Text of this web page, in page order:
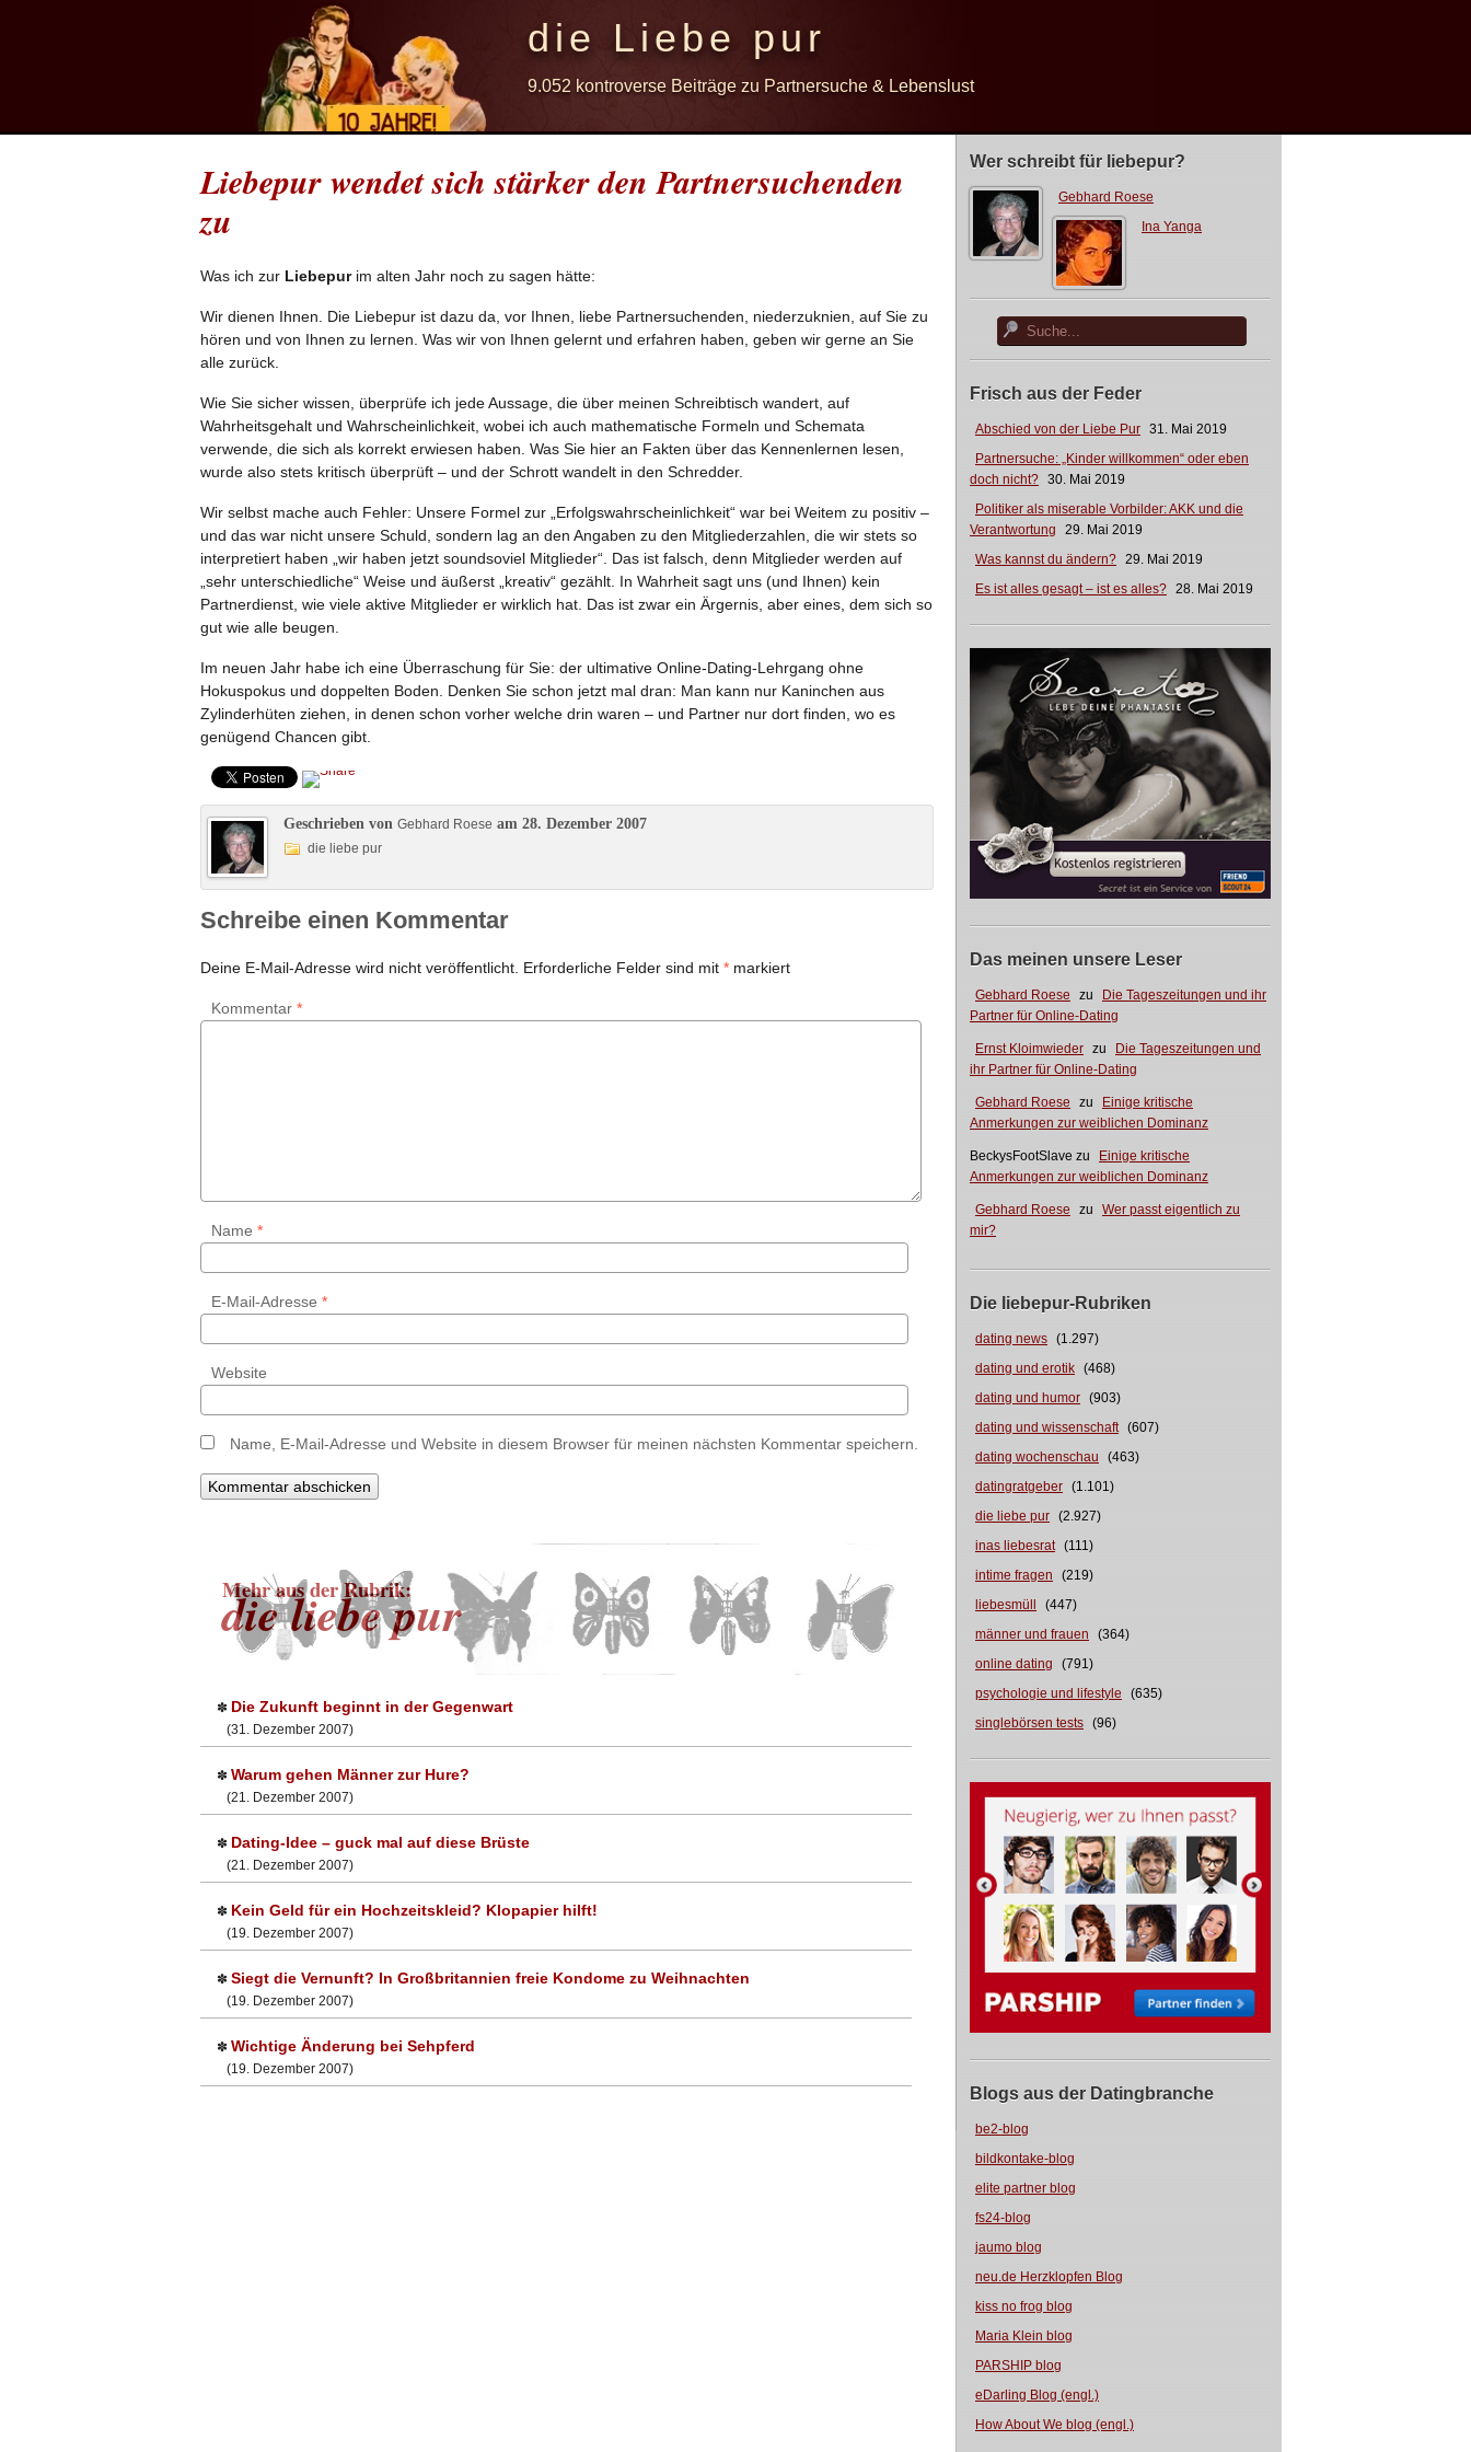
die Liebe pur
9.052 kontroverse Beiträge zu Partnersuche & Lebenslust
Wer schreibt für liebepur?
Gebhard Roese
Ina Yanga
Frisch aus der Feder
Abschied von der Liebe Pur 31. Mai 2019
Partnersuche: „Kinder willkommen“ oder eben
doch nicht? 30. Mai 2019
Politiker als miserable Vorbilder: AKK und die
Verantwortung
29. Mai 2019
Was kannst du ändern? 29. Mai 2019
Es ist alles gesagt – ist es alles? 28. Mai 2019
Das meinen unsere Leser
Gebhard Roese zu
Die Tageszeitungen und ihr
Partner für Online-Dating
Ernst Kloimwieder zu
Die Tageszeitungen und
ihr Partner für Online-Dating
Gebhard Roese zu
Einige kritische
Anmerkungen zur weiblichen Dominanz
BeckysFootSlave zu
Einige kritische
Anmerkungen zur weiblichen Dominanz
Gebhard Roese zu
Wer passt eigentlich zu
mir?
Die liebepur-Rubriken
dating news (1.297)
dating und erotik (468)
dating und humor (903)
dating und wissenschaft (607)
dating wochenschau
(463)
datingratgeber (1.101)
die liebe pur (2.927)
inas liebesrat (111)
intime fragen
(219)
liebesmüll
(447)
männer und frauen
(364)
online dating
(791)
psychologie und lifestyle
(635)
singlebörsen tests (96)
Blogs aus der Datingbranche
be2-blog
bildkontake-blog
elite partner blog
fs24-blog
jaumo blog
neu.de Herzklopfen Blog
kiss no frog blog
Maria Klein blog
PARSHIP blog
eDarling Blog (engl.)
How About We blog (engl.)
Liebepur wendet sich stärker den Partnersuchenden
zu
Was ich zur Liebepur im alten Jahr noch zu sagen hätte:
Wir dienen Ihnen. Die Liebepur ist dazu da, vor Ihnen, liebe Partnersuchenden, niederzuknien, auf Sie zu
hören und von Ihnen zu lernen. Was wir von Ihnen gelernt und erfahren haben, geben wir gerne an Sie
alle zurück.
Wie Sie sicher wissen, überprüfe ich jede Aussage, die über meinen Schreibtisch wandert, auf
Wahrheitsgehalt und Wahrscheinlichkeit, wobei ich auch mathematische Formeln und Schemata
verwende, die sich als korrekt erwiesen haben. Was Sie hier an Fakten über das Kennenlernen lesen,
wurde also stets kritisch überprüft – und der Schrott wandelt in den Schredder.
Wir selbst mache auch Fehler: Unsere Formel zur „Erfolgswahrscheinlichkeit“ war bei Weitem zu positiv –
und das war nicht unsere Schuld, sondern lag an den Angaben zu den Mitgliederzahlen, die wir stets so
interpretiert haben „wir haben jetzt soundsoviel Mitglieder“. Das ist falsch, denn Mitglieder werden auf
„sehr unterschiedliche“ Weise und äußerst „kreativ“ gezählt. In Wahrheit sagt uns (und Ihnen) kein
Partnerdienst, wie viele aktive Mitglieder er wirklich hat. Das ist zwar ein Ärgernis, aber eines, dem sich so
gut wie alle beugen.
Im neuen Jahr habe ich eine Überraschung für Sie: der ultimative Online-Dating-Lehrgang ohne
Hokuspokus und doppelten Boden. Denken Sie schon jetzt mal dran: Man kann nur Kaninchen aus
Zylinderhüten ziehen, in denen schon vorher welche drin waren – und Partner nur dort finden, wo es
genügend Chancen gibt.
Geschrieben von Gebhard Roese am 28. Dezember 2007
die liebe pur
Schreibe einen Kommentar
Deine E-Mail-Adresse wird nicht veröffentlicht. Erforderliche Felder sind mit * markiert
Kommentar *
Name *
E-Mail-Adresse *
Website
Name, E-Mail-Adresse und Website in diesem Browser für meinen nächsten Kommentar speichern.
Mehr aus der Rubrik:
die liebe pur
✽ Die Zukunft beginnt in der Gegenwart
(31. Dezember 2007)
✽ Warum gehen Männer zur Hure?
(21. Dezember 2007)
✽ Dating-Idee – guck mal auf diese Brüste
(21. Dezember 2007)
✽ Kein Geld für ein Hochzeitskleid? Klopapier hilft!
(19. Dezember 2007)
✽ Siegt die Vernunft? In Großbritannien freie Kondome zu Weihnachten
(19. Dezember 2007)
✽ Wichtige Änderung bei Sehpferd
(19. Dezember 2007)